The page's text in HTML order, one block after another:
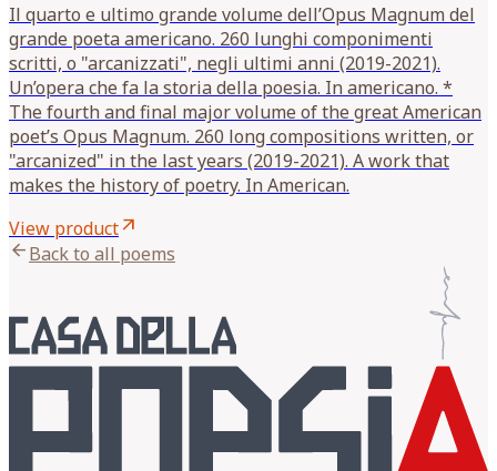
Il quarto e ultimo grande volume dell’Opus Magnum del
grande poeta americano. 260 lunghi componimenti
scritti, o "arcanizzati", negli ultimi anni (2019-2021).
Un’opera che fa la storia della poesia. In americano. *
The fourth and final major volume of the great American
poet’s Opus Magnum. 260 long compositions written, or
"arcanized" in the last years (2019-2021). A work that
makes the history of poetry. In American.
View productarrow_outward
arrow_backBack to all poems